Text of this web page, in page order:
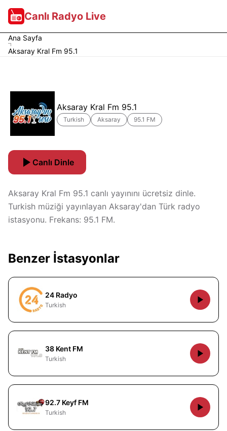
Canlı Radyo Live
Ana Sayfa
Aksaray Kral Fm 95.1
Aksaray Kral Fm 95.1
Turkish Aksaray 95.1 FM
Canlı Dinle
Aksaray Kral Fm 95.1 canlı yayınını ücretsiz dinle.
Turkish müziği yayınlayan Aksaray'dan Türk radyo
istasyonu. Frekans: 95.1 FM.
Benzer İstasyonlar
24 Radyo
Turkish
38 Kent FM
Turkish
92.7 Keyf FM
Turkish